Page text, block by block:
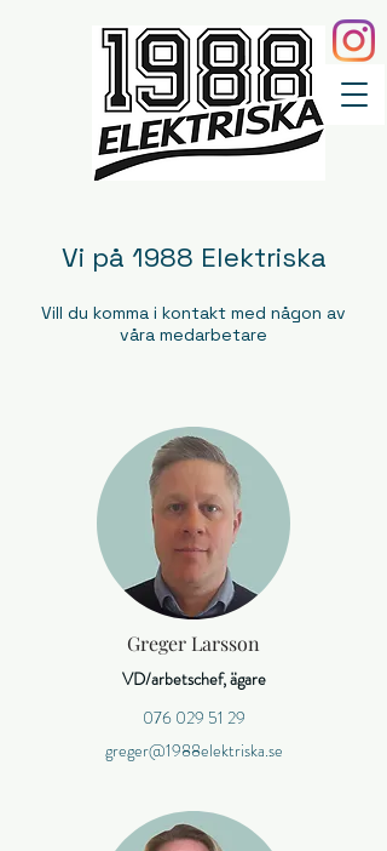
Vi på 1988 Elektriska
Vill du komma i kontakt med någon av
våra medarbetare
Greger Larsson
VD/arbetschef, ägare
076 029 51 29
greger@1988elektriska.se